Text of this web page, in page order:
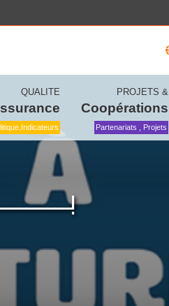
QUALITE PROJETS &
Coopérations
Partenariats , Projets